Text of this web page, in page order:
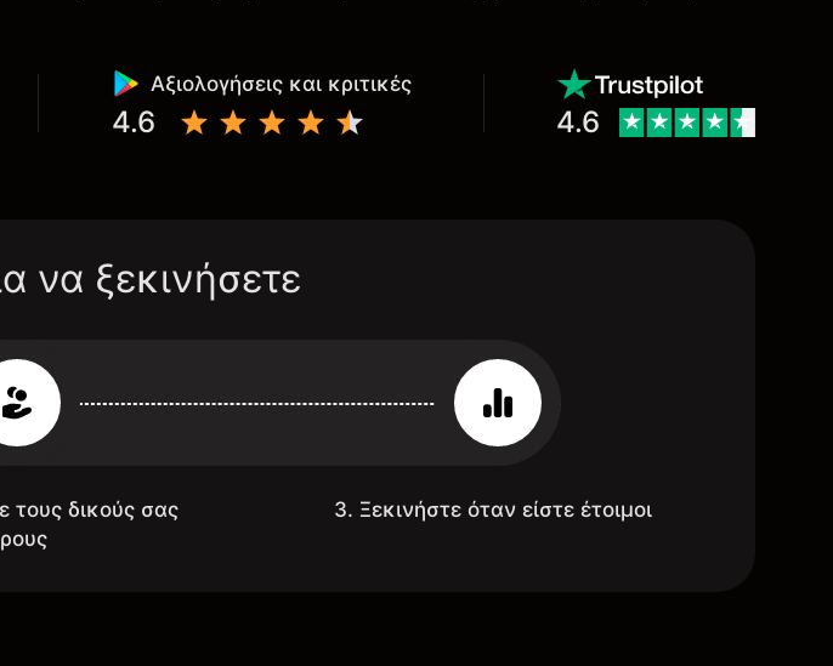
Αξιολογήσεις και κριτικές
4.6 4.6
να ξεκινήσετε
τους δικούς σας
3. Ξεκινήστε όταν είστε έτοιμοι